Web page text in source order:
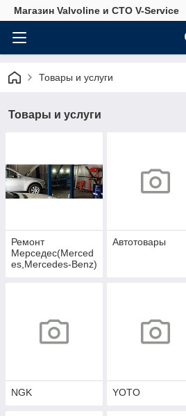
Магазин Valvoline и СТО V-Service
Товары и услуги
Товары и услуги
Ремонт
Мерседес(Merced
es,Mercedes-Benz)
Автотовары
NGK YOTO